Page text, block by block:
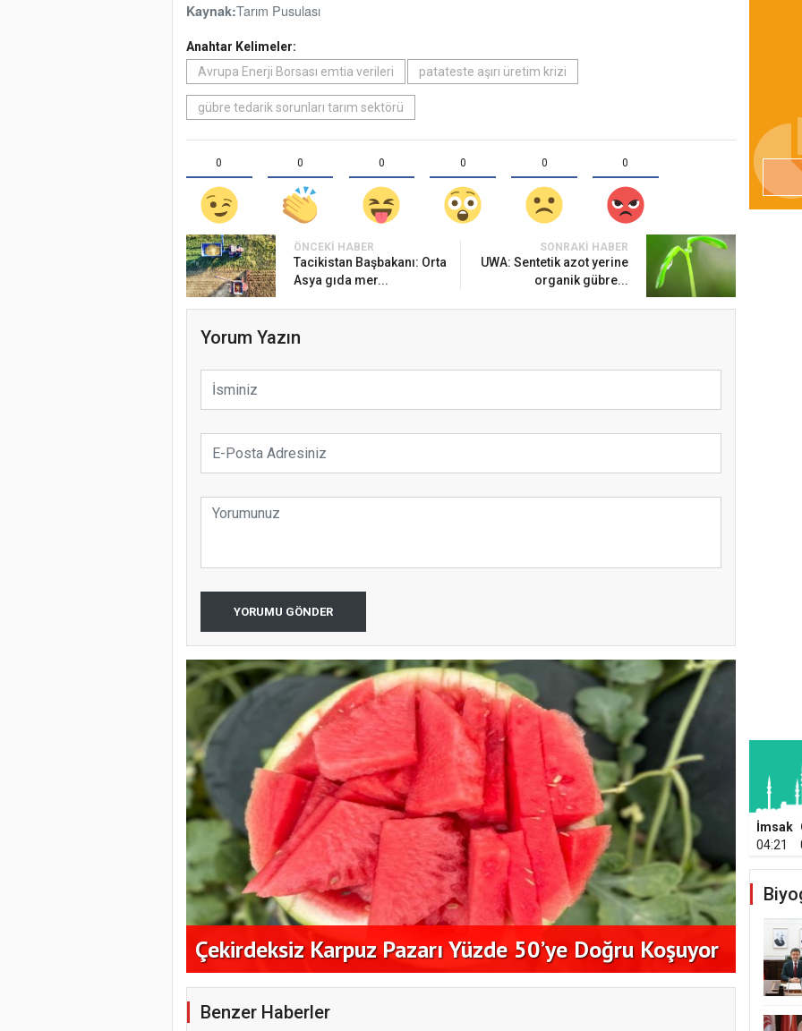
Kaynak:Tarım Pusulası
Anahtar Kelimeler:
Avrupa Enerji Borsası emtia verileri
patateste aşırı üretim krizi
gübre tedarik sorunları tarım sektörü
0 0 0 0 0 0
ÖNCEKI HABER
Tacikistan Başbakanı: Orta
Asya gıda mer...
SONRAKI HABER
UWA: Sentetik azot yerine
organik gübre...
Yorum Yazın
YORUMU GÖNDER
Çekirdeksiz Karpuz Pazarı Yüzde 50’ye Doğru Koşuyor
Benzer Haberler
İmsak
04:21